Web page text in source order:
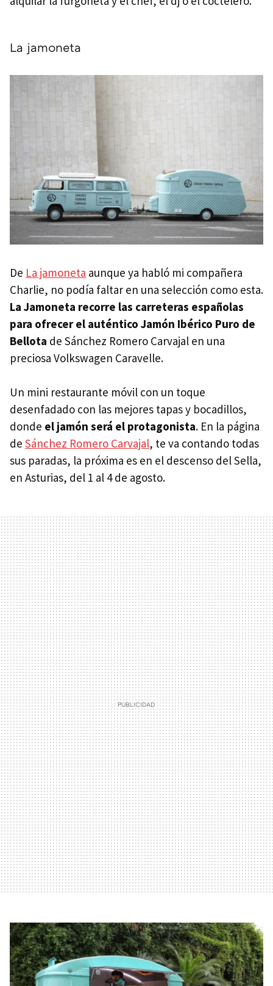
La jamoneta
De La jamoneta aunque ya habló mi compañera
Charlie, no podía faltar en una selección como esta.
La Jamoneta recorre las carreteras españolas
para ofrecer el auténtico Jamón Ibérico Puro de
Bellota de Sánchez Romero Carvajal en una
preciosa Volkswagen Caravelle.
Un mini restaurante móvil con un toque
desenfadado con las mejores tapas y bocadillos,
donde el jamón será el protagonista. En la página
de Sánchez Romero Carvajal, te va contando todas
sus paradas, la próxima es en el descenso del Sella,
en Asturias, del 1 al 4 de agosto.